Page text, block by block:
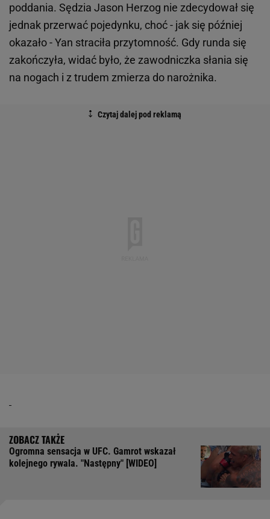
poddania. Sędzia Jason Herzog nie zdecydował się
jednak przerwać pojedynku, choć - jak się później
okazało - Yan straciła przytomność. Gdy runda się
zakończyła, widać było, że zawodniczka słania się
na nogach i z trudem zmierza do narożnika.
Ogromna sensacja w UFC. Gamrot wskazał
kolejnego rywala. "Następny" [WIDEO]